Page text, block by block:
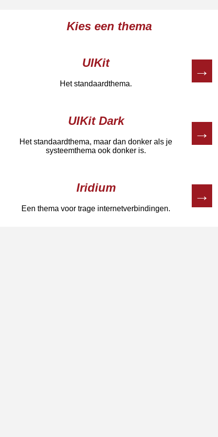
Kies een thema
UIKit
Het standaardthema.
→
UIKit Dark
Het standaardthema, maar dan donker als je
systeemthema ook donker is.
→
Iridium
Een thema voor trage internetverbindingen.
→